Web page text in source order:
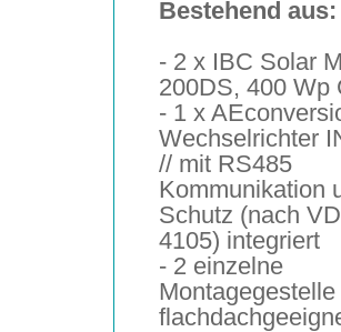
Bestehend aus:
- 2 x IBC Solar
200DS, 400 Wp
- 1 x
Wechselrichter
// mit RS485
Kommunikation
Schutz (nach
4105) integriert
- 2 einzelne